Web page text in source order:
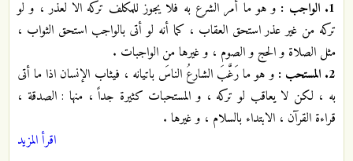
1. الواجب :
و هو ما أمر الشرع به فلا يجوز للمكلف تركه الا لعذر ، و لو
تركه من غير عذر استحق العقاب ، كما أنه لو أتى بالواجب استحق الثواب ،
مثل الصلاة و الحج و الصوم ، و غيرها من الواجبات .
2. المستحب :
و هو ما رَغَّبَ الشارعُ الناسَ باتيانه ، فيثاب الإنسان اذا ما أتى
به ، لكن لا يعاقب لو تركه ، و المستحبات كثيرة جداً ، منها : الصدقة ،
قراءة القرآن ، الابتداء بالسلام ، و غيرها .
اقرأ المزيد